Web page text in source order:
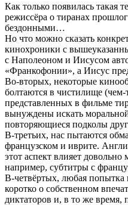
Как только появилась такая
режиссёра о тиранах
бездонными…
Но что можно сказать
кинохроники с
с Наполеоном и Иисусом
«Франкофонии», а Иисус
Во-вторых, некоторые
болтаются в чистилище
представленных в фильме
вынуждены искать
повторяющиеся подколы
В-третьих, нас пытаются
французском и иврите.
этот аспект влияет
например, субтитры с
В-четвёртых, любая попытка
коротко о собственном
диктаторов и, в то же время,